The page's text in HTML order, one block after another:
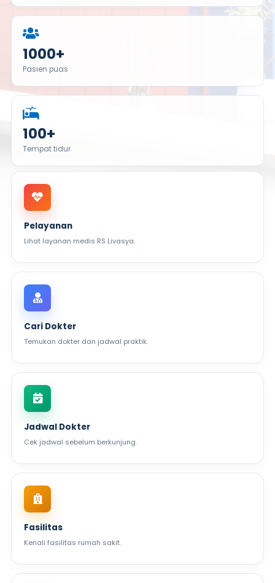
1000+
Pasien puas
100+
Tempat tidur
Pelayanan
Lihat layanan medis RS Livasya.
Cari Dokter
Temukan dokter dan jadwal praktik.
Jadwal Dokter
Cek jadwal sebelum berkunjung.
Fasilitas
Kenali fasilitas rumah sakit.